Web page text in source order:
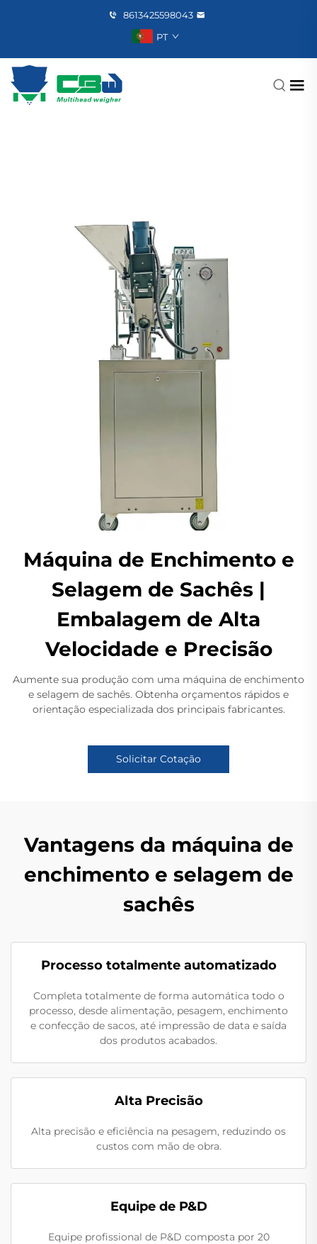
8613425598043
PT
Máquina de Enchimento e
Selagem de Sachês |
Embalagem de Alta
Velocidade e Precisão
Aumente sua produção com uma máquina de enchimento
e selagem de sachês. Obtenha orçamentos rápidos e
orientação especializada dos principais fabricantes.
Solicitar Cotação
Vantagens da máquina de
enchimento e selagem de
sachês
Processo totalmente automatizado
Completa totalmente de forma automática todo o
processo, desde alimentação, pesagem, enchimento
e confecção de sacos, até impressão de data e saída
dos produtos acabados.
Alta Precisão
Alta precisão e eficiência na pesagem, reduzindo os
custos com mão de obra.
Equipe de P&D
Equipe profissional de P&D composta por 20